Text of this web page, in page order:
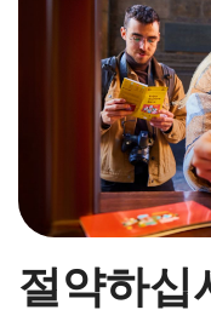
절약하십